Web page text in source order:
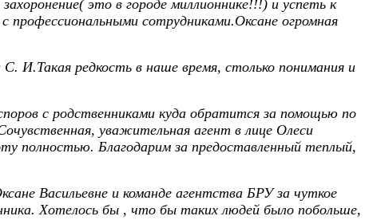
это в городе миллионнике!!!) и успеть к
сотрудниками.Оксане огромная
И.Такая редкость в наше время, столько понимания и
с родственниками куда обратится за помощью по
уважительная агент в лице Олеси
полностью. Благодарим за предоставленный теплый,
Васильевне и команде агентства БРУ за чуткое
Хотелось бы , что бы таких людей было побольше,